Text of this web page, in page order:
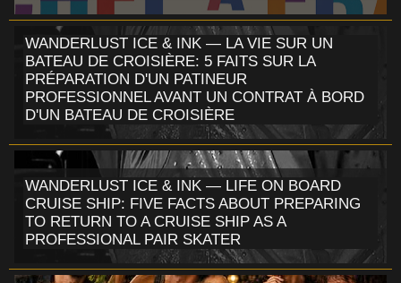
WANDERLUST ICE & INK — LA VIE SUR UN
BATEAU DE CROISIÈRE: 5 FAITS SUR LA
PRÉPARATION D'UN PATINEUR
PROFESSIONNEL AVANT UN CONTRAT À BORD
D'UN BATEAU DE CROISIÈRE
WANDERLUST ICE & INK — LIFE ON BOARD
CRUISE SHIP: FIVE FACTS ABOUT PREPARING
TO RETURN TO A CRUISE SHIP AS A
PROFESSIONAL PAIR SKATER